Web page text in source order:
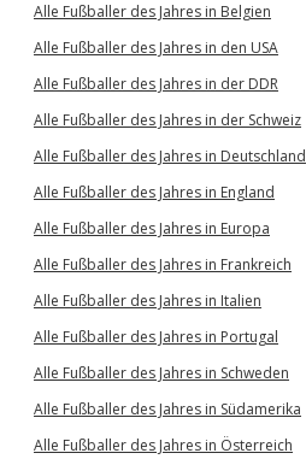
Alle Fußballer des Jahres in Belgien
Alle Fußballer des Jahres in den USA
Alle Fußballer des Jahres in der DDR
Alle Fußballer des Jahres in der Schweiz
Alle Fußballer des Jahres in Deutschland
Alle Fußballer des Jahres in England
Alle Fußballer des Jahres in Europa
Alle Fußballer des Jahres in Frankreich
Alle Fußballer des Jahres in Italien
Alle Fußballer des Jahres in Portugal
Alle Fußballer des Jahres in Schweden
Alle Fußballer des Jahres in Südamerika
Alle Fußballer des Jahres in Österreich